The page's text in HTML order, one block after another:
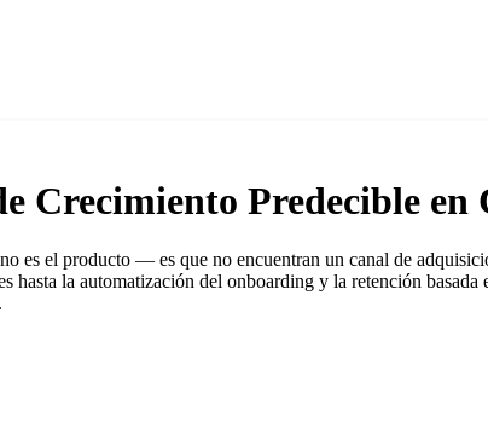
Crecimiento Predecible en
es el producto — es que no encuentran un canal de
la automatización del onboarding y la retención